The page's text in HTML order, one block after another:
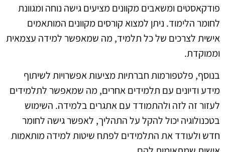
פודקאסטים ומשאבים מקוונים מציעים גישה נוחה ומגוונת
לחומר הלימוד. ניתן למצוא קורסים מקוונים המותאמים
אישית לצרכים של כל תלמיד, מה שמאפשר למידה עצמאית
וממוקדת.
בנוסף, פלטפורמות חברתיות מציעות אפשרויות לשיתוף
מידע ודיונים עם תלמידים אחרים, מה שמאפשר לתלמידים
לעזור זה לזה ולהתמודד עם אתגרים בלמידה. השימוש
בטכנולוגיה יכול להקל על התהליך, לאפשר גישה לחומר
חדש ולעודד את התלמידים לפתח שיטות למידה מותאמות